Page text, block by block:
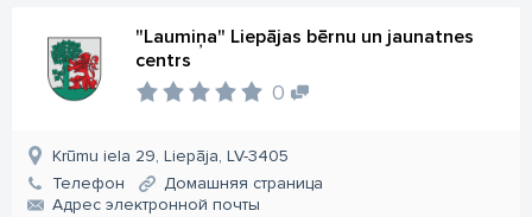
"Laumiņa" Liepājas bērnu un jaunatnes
centrs
0
Krūmu iela 29, Liepāja, LV-3405
Телефон
Домашняя страница
Aдрес электронной почты